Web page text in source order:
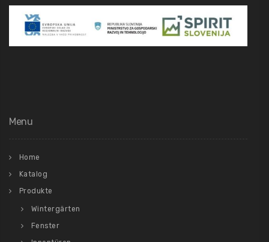
Menu
Home
Katalog
Produkte
Wintergärten
Fenster